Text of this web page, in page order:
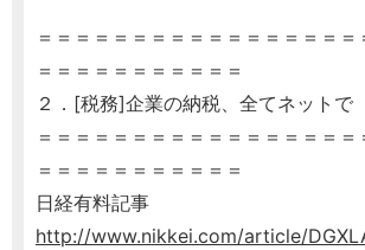
＝＝＝＝＝＝＝＝＝＝＝＝＝＝＝＝＝
＝＝＝＝＝＝＝＝＝＝＝
２．[税務]企業の納税、全てネットで
＝＝＝＝＝＝＝＝＝＝＝＝＝＝＝＝＝
＝＝＝＝＝＝＝＝＝＝＝
日経有料記事
http://www.nikkei.com/article/